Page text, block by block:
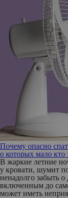
Почему опасно
о которых мало кто
В жаркие летние
у кровати, шумит
ненадолго забыть
включенным до
может иметь